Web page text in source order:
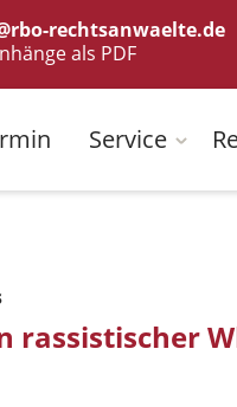
rechtsanwaelte.de
als PDF
Service
rassistischer